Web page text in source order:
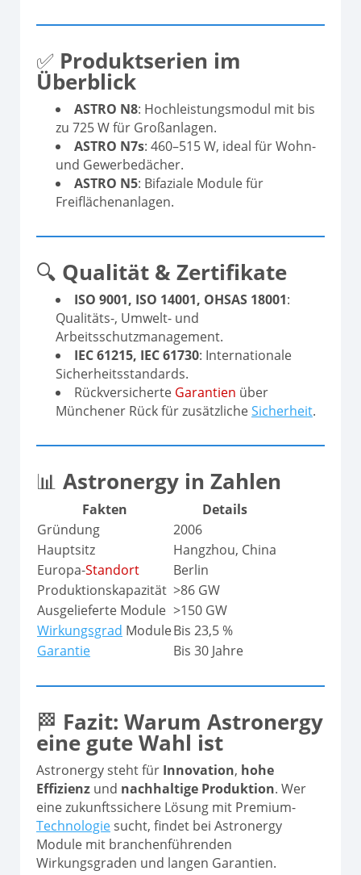
✅ Produktserien im
Überblick
ASTRO N8: Hochleistungsmodul mit bis
zu 725 W für Großanlagen.
ASTRO N7s: 460–515 W, ideal für Wohn-
und Gewerbedächer.
ASTRO N5: Bifaziale Module für
Freiflächenanlagen.
🔍 Qualität & Zertifikate
ISO 9001, ISO 14001, OHSAS 18001:
Qualitäts-, Umwelt- und
Arbeitsschutzmanagement.
IEC 61215, IEC 61730: Internationale
Sicherheitsstandards.
Rückversicherte Garantien über
Münchener Rück für zusätzlicheSicherheit.
📊 Astronergy in Zahlen
Fakten
Details
Gründung
2006
Hauptsitz
Hangzhou, China
Europa-Standort
Berlin
Produktionskapazität >86 GW
Ausgelieferte Module >150 GW
Wirkungsgrad ModuleBis 23,5 %
Garantie
Bis 30 Jahre
🏁 Fazit: Warum Astronergy
eine gute Wahl ist
Astronergy steht für Innovation, hohe
Effizienz und nachhaltige Produktion. Wer
eine zukunftssichere Lösung mit Premium-
Technologiesucht, findet bei Astronergy
Module mit branchenführenden
Wirkungsgraden und langen Garantien.